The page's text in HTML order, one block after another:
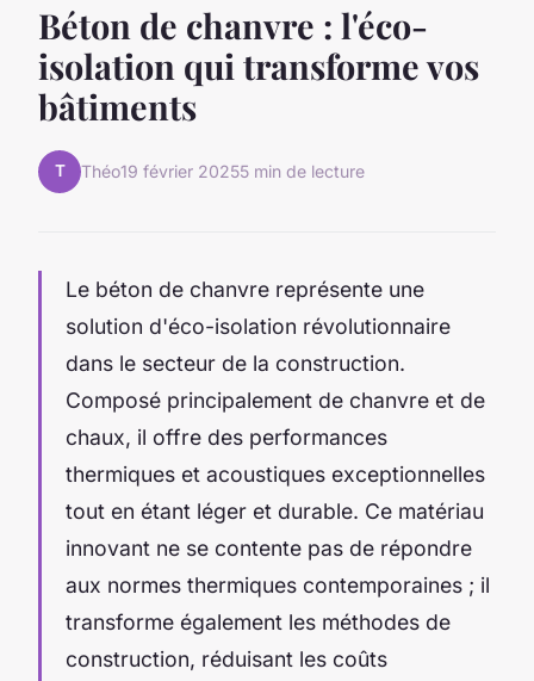
Béton de chanvre : l'éco-
isolation qui transforme vos
bâtiments
T Théo19 février 20255 min de lecture
Le béton de chanvre représente une
solution d'éco-isolation révolutionnaire
dans le secteur de la construction.
Composé principalement de chanvre et de
chaux, il offre des performances
thermiques et acoustiques exceptionnelles
tout en étant léger et durable. Ce matériau
innovant ne se contente pas de répondre
aux normes thermiques contemporaines ; il
transforme également les méthodes de
construction, réduisant les coûts